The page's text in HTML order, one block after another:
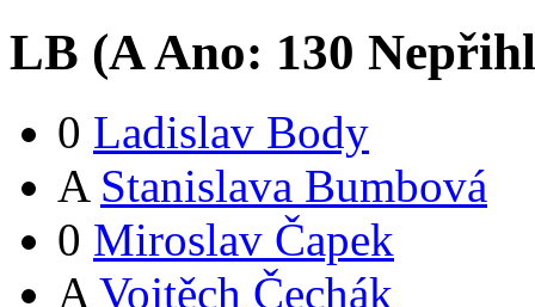
LB (AAno: 130
0 Ladislav Body
A Stanislava Bumbová
0 Miroslav Čapek
A Vojtěch Čechák